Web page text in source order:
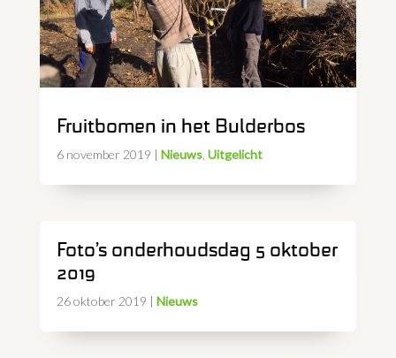
Fruitbomen in het Bulderbos
6 november 2019 | Nieuws, Uitgelicht
Foto’s onderhoudsdag 5 oktober
2019
26 oktober 2019 | Nieuws